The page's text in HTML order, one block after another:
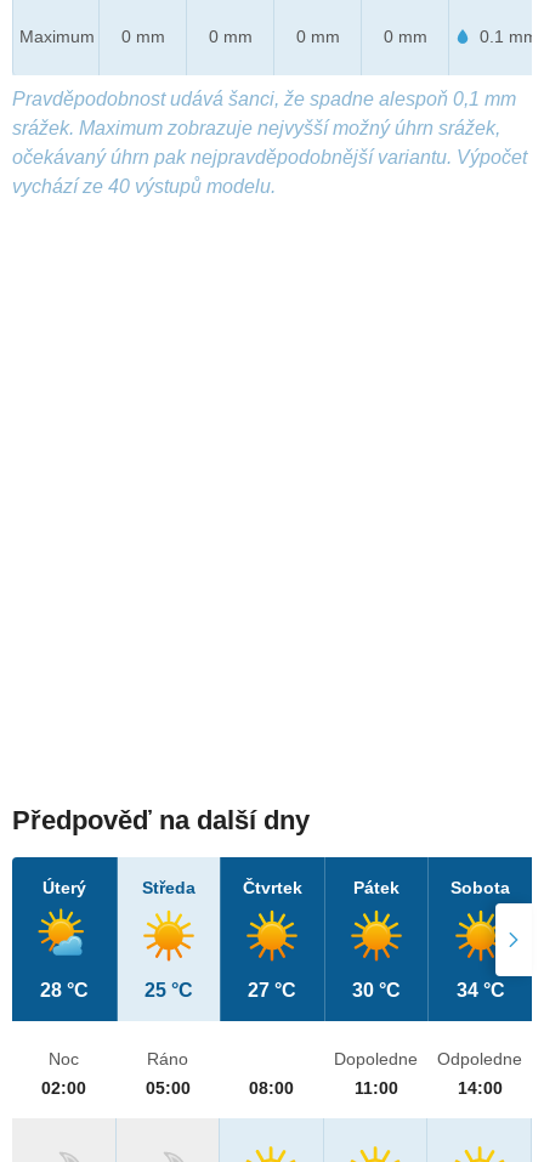
Maximum 0 mm 0 mm 0 mm 0 mm 0.1 mm
Pravděpodobnost udává šanci, že spadne alespoň 0,1 mm
srážek. Maximum zobrazuje nejvyšší možný úhrn srážek,
očekávaný úhrn pak nejpravděpodobnější variantu. Výpočet
vychází ze 40 výstupů modelu.
Předpověď na další dny
Úterý
28 °C
Středa
25 °C
Čtvrtek
27 °C
Pátek
30 °C
Sobota
34 °C
Noc
02:00
Ráno
05:00
08:00
Dopoledne
11:00
Odpoledne
14:00